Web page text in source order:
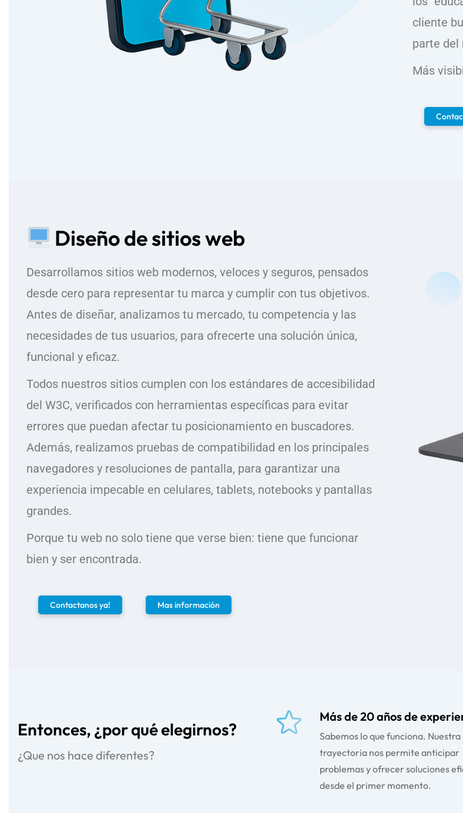
cliente
parte del
Más
Diseño de sitios web
Desarrollamos sitios web modernos, veloces y seguros, pensados
desde cero para representar tu marca y cumplir con tus objetivos.
Antes de diseñar, analizamos tu mercado, tu competencia y las
necesidades de tus usuarios, para ofrecerte una solución única,
funcional y eficaz.
Todos nuestros sitios cumplen con los estándares de accesibilidad
del W3C, verificados con herramientas específicas para evitar
errores que puedan afectar tu posicionamiento en buscadores.
Además, realizamos pruebas de compatibilidad en los principales
navegadores y resoluciones de pantalla, para garantizar una
experiencia impecable en celulares, tablets, notebooks y pantallas
grandes.
Porque tu web no solo tiene que verse bien: tiene que funcionar
bien y ser encontrada.
Contactanos ya! Mas información
Entonces, ¿por qué elegirnos?
¿Que nos hace diferentes?
Más de 20 años de
Sabemos lo que funciona. Nuestra
trayectoria nos permite anticipar
problemas y ofrecer soluciones
desde el primer momento.